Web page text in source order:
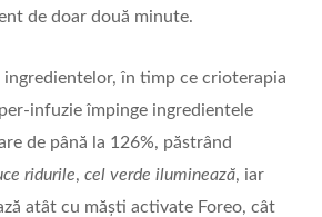
de doar două minute.
în timp ce crioterapia
infuzie împinge ingredientele
de până la 126%, păstrând
ridurile, cel verde iluminează, iar
atât cu măști activate Foreo, cât